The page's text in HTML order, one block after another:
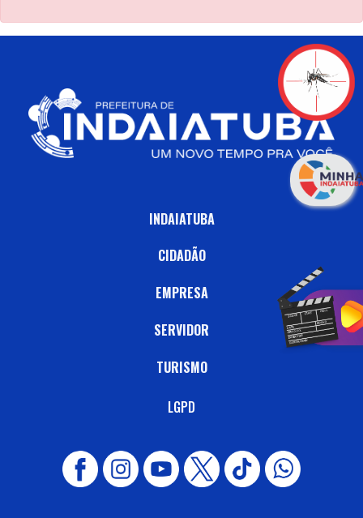
INDAIATUBA
CIDADÃO
EMPRESA
SERVIDOR
TURISMO
LGPD